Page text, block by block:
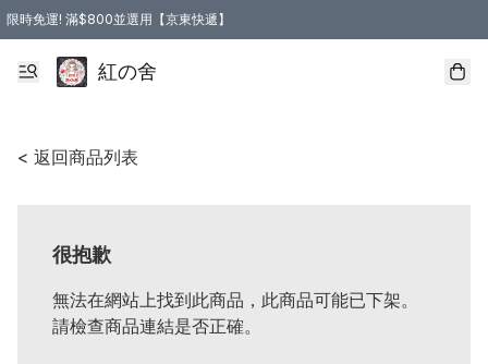
限時免運! 滿$800並選用【京東快遞】
紅の舍
< 返回商品列表
很抱歉
無法在網站上找到此商品，此商品可能已下架。
請檢查商品連結是否正確。